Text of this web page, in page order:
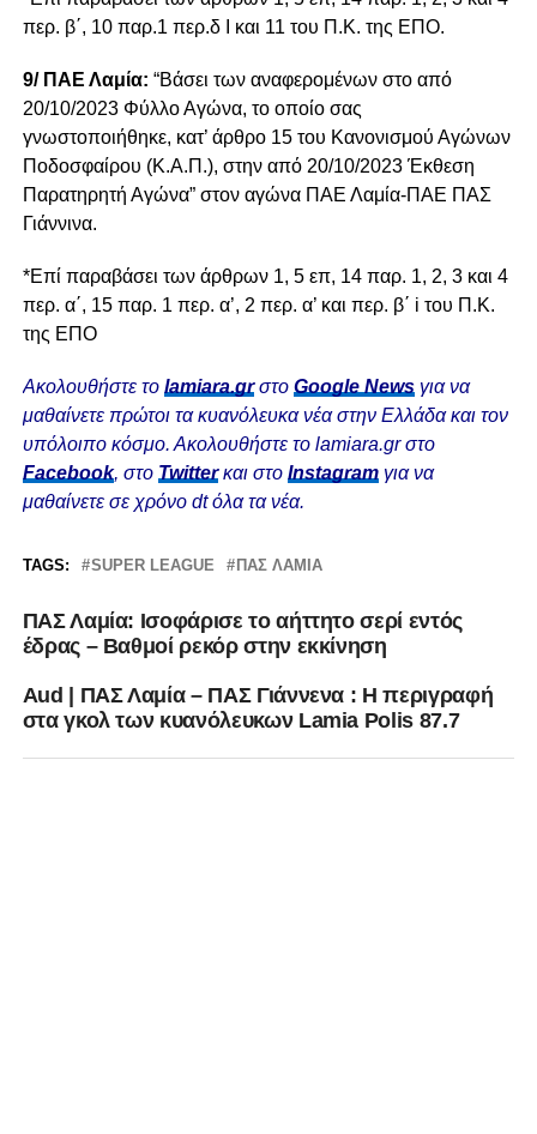
περ. β΄, 10 παρ.1 περ.δ Ι και 11 του Π.Κ. της ΕΠΟ.
9/ ΠΑΕ Λαμία: “Βάσει των αναφερομένων στο από
20/10/2023 Φύλλο Αγώνα, το οποίο σας
γνωστοποιήθηκε, κατ’ άρθρο 15 του Κανονισμού Αγώνων
Ποδοσφαίρου (Κ.Α.Π.), στην από 20/10/2023 Έκθεση
Παρατηρητή Αγώνα” στον αγώνα ΠΑΕ Λαμία-ΠΑΕ ΠΑΣ
Γιάννινα.
*Επί παραβάσει των άρθρων 1, 5 επ, 14 παρ. 1, 2, 3 και 4
περ. α΄, 15 παρ. 1 περ. α’, 2 περ. α’ και περ. β΄ i του Π.Κ.
της ΕΠΟ
Ακολουθήστε το lamiara.grστο Google Newsγια να
μαθαίνετε πρώτοι τα κυανόλευκα νέα στην Ελλάδα και τον
υπόλοιπο κόσμο. Ακολουθήστε το lamiara.gr στο
Facebook, στο Twitterκαι στο Instagram για να
μαθαίνετε σε χρόνο dt όλα τα νέα.
TAGS: SUPER LEAGUE ΠΑΣ ΛΑΜΙΑ
ΠΑΣ Λαμία: Ισοφάρισε το αήττητο σερί εντός
έδρας – Βαθμοί ρεκόρ στην εκκίνηση
Aud | ΠΑΣ Λαμία – ΠΑΣ Γιάννενα : Η περιγραφή
στα γκολ των κυανόλευκων Lamia Polis 87.7